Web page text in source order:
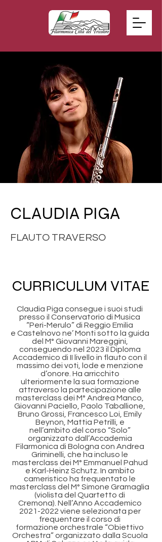
CLAUDIA PIGA
FLAUTO TRAVERSO
CURRICULUM VITAE
Claudia Piga consegue i suoi studi
presso il Conservatorio di Musica
“Peri-Merulo” di Reggio Emilia
e Castelnovo ne’ Monti sotto la guida
del M° Giovanni Mareggini,
conseguendo nel 2023 il Diploma
Accademico di II livello in flauto con il
massimo dei voti, lode e menzione
d’onore. Ha arricchito
ulteriormente la sua formazione
attraverso la partecipazione alle
masterclass dei M° Andrea Manco,
Giovanni Paciello, Paolo Taballione,
Bruno Grossi, Francesco Loi, Emily
Beynon, Mattia Petrilli, e
nell’ambito del corso “Solo”
organizzato dall’Accademia
Filarmonica di Bologna con Andrea
Griminelli, che ha incluso le
masterclass dei M° Emmanuel Pahud
e Karl-Heinz Schutz. In ambito
cameristico ha frequentato le
masterclass del M° Simone Gramaglia
(violista del Quartetto di
Cremona). Nell’Anno Accademico
2021-2022 viene selezionata per
frequentare il corso di
formazione orchestrale “Obiettivo
Orchestra” organizzato dalla Scuola